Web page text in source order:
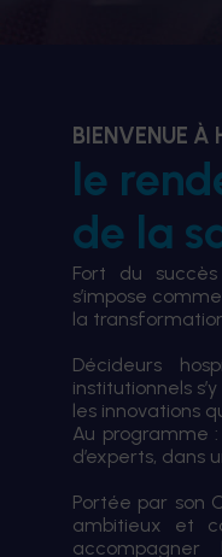
BIENVENUE À
le
de la
Fort du
s’impose
la
Décideurs
institutionnels
les innovations
Au programme
d’experts, dans
Portée par son
ambitieux et
accompagner